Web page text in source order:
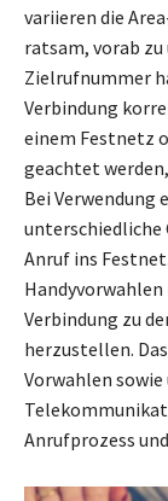
variieren die
ratsam, vorab
Zielrufnummer
Verbindung
einem Festnetz
geachtet
Bei Verwendung
unterschiedliche
Anruf ins
Handyvorwahlen
Verbindung zu
herzustellen.
Vorwahlen sowie
Anrufprozess